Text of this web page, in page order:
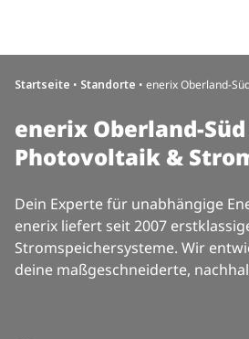
Startseite • Standorte • enerix Oberland-
enerix Oberland-Süd
Photovoltaik &
Dein Experte für unabhängige
enerix liefert seit 2007
Stromspeichersysteme. Wir
deine maßgeschneiderte,